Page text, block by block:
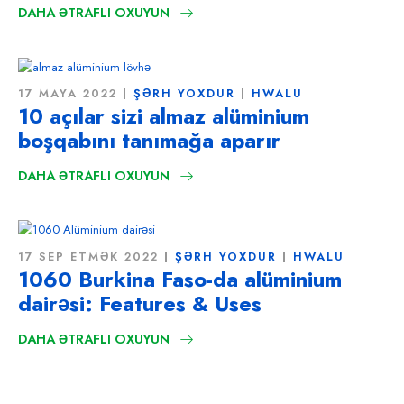
DAHA ƏTRAFLI OXUYUN
17 MAYA 2022 ŞƏRH YOXDUR HWALU
10 açılar sizi almaz alüminium
boşqabını tanımağa aparır
DAHA ƏTRAFLI OXUYUN
17 SEP ETMƏK 2022 ŞƏRH YOXDUR HWALU
1060 Burkina Faso-da alüminium
dairəsi: Features & Uses
DAHA ƏTRAFLI OXUYUN